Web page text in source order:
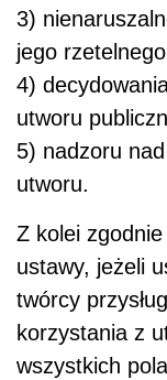
3)
jego
4)
utworu
5) nadzoru
utworu.
Z kolei
ustawy, jeżeli
twórcy
korzystania z
wszystkich